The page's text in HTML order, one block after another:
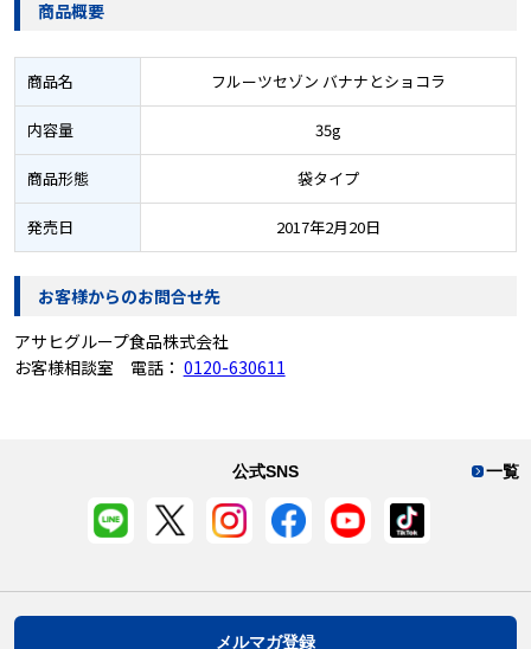
商品概要
商品名 フルーツセゾン バナナとショコラ
内容量 35g
商品形態 袋タイプ
発売日 2017年2月20日
お客様からのお問合せ先
アサヒグループ食品株式会社
お客様相談室 電話： 0120-630611
一覧
公式SNS
メルマガ登録